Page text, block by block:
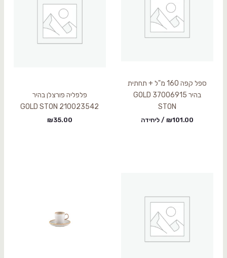
ספל קפה 160 מ"ל + תחתית
בהיר 37006915 GOLD
STON
₪101.00 / ליחידה
פלפליה פורצלן בהיר
210023542 GOLD STON
₪35.00